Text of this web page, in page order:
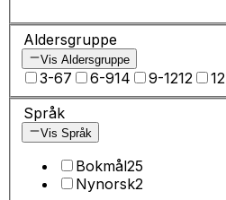
Aldersgruppe
Vis Aldersgruppe
3-67 6-914 9-1212
Språk
Vis Språk
Bokmål25
Nynorsk2